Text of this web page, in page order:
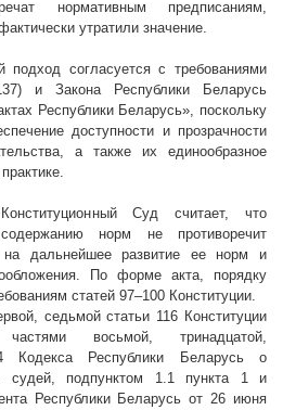
нормативным предписаниям,
утратили значение.
подход согласуется с требованиями
и Закона Республики Беларусь
Республики Беларусь», поскольку
доступности и прозрачности
а также их единообразное
Суд считает, что
норм не противоречит
на дальнейшее развитие ее норм и
По форме акта, порядку
статей 97–100 Конституции.
седьмой статьи 116 Конституции
восьмой, тринадцатой,
Кодекса Республики Беларусь о
судей, подпунктом 1.1 пункта 1 и
Республики Беларусь от 26 июня